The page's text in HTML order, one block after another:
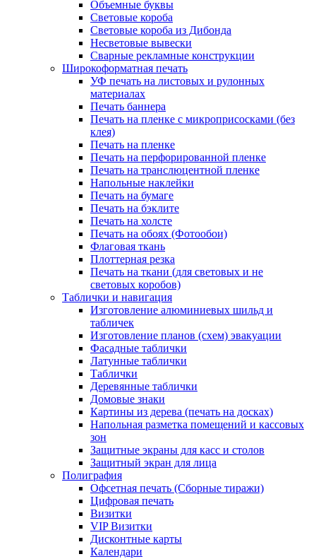
Объемные буквы
Световые короба
Световые короба из Дибонда
Несветовые вывески
Сварные рекламные конструкции
Широкоформатная печать
УФ печать на листовых и рулонных
материалах
Печать баннера
Печать на пленке с микроприсосками (без
клея)
Печать на пленке
Печать на перфорированной пленке
Печать на транслюцентной пленке
Напольные наклейки
Печать на бумаге
Печать на бэклите
Печать на холсте
Печать на обоях (Фотообои)
Флаговая ткань
Плоттерная резка
Печать на ткани (для световых и не
световых коробов)
Таблички и навигация
Изготовление алюминиевых шильд и
табличек
Изготовление планов (схем) эвакуации
Фасадные таблички
Латунные таблички
Таблички
Деревянные таблички
Домовые знаки
Картины из дерева (печать на досках)
Напольная разметка помещений и кассовых
зон
Защитные экраны для касс и столов
Защитный экран для лица
Полиграфия
Офсетная печать (Сборные тиражи)
Цифровая печать
Визитки
VIP Визитки
Дисконтные карты
Календари